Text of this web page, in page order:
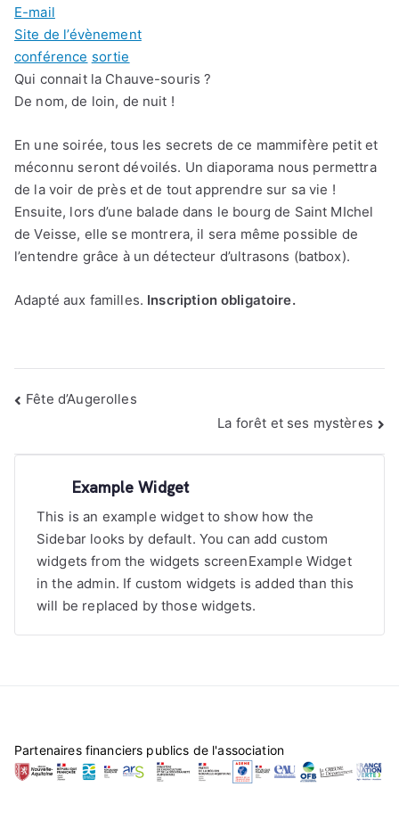
E-mail
Site de l’évènement
conférence sortie
Qui connait la Chauve-souris ?
De nom, de loin, de nuit !
En une soirée, tous les secrets de ce mammifère petit et
méconnu seront dévoilés. Un diaporama nous permettra
de la voir de près et de tout apprendre sur sa vie !
Ensuite, lors d’une balade dans le bourg de Saint MIchel
de Veisse, elle se montrera, il sera même possible de
l’entendre grâce à un détecteur d’ultrasons (batbox).
Adapté aux familles. Inscription obligatoire.
Navigation
Fête d’Augerolles
La forêt et ses mystères
Example Widget
This is an example widget to show how the
Sidebar looks by default. You can add custom
widgets from the widgets screenExample Widget
in the admin. If custom widgets is added than this
will be replaced by those widgets.
Partenaires financiers publics de l'association